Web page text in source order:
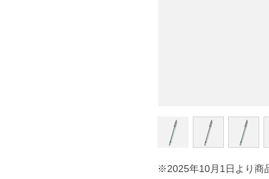
※2025年10月1日より商